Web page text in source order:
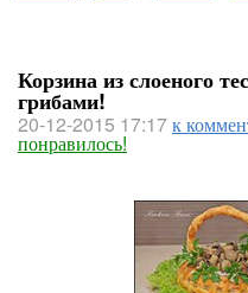
Корзина из слоеного
грибами!
20-12-2015 17:17к
понравилось!